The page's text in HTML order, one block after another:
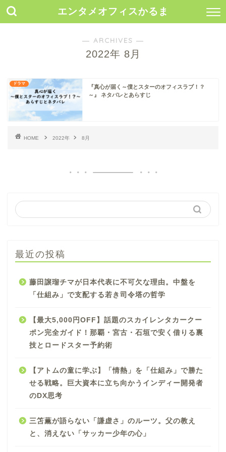
エンタメオフィスかるま
― ARCHIVES ―
2022年 8月
ドラマ
『真心が届く～僕とスターのオフィスラブ！？
～』 ネタバレとあらすじ
HOME 2022年 8月
最近の投稿
藤田譲瑠チマが日本代表に不可欠な理由。中盤を
「仕組み」で支配する若き司令塔の哲学
【最大5,000円OFF】話題のスカイレンタカークー
ポン完全ガイド！那覇・宮古・石垣で安く借りる裏
技とロードスター予約術
【アトムの童に学ぶ】「情熱」を「仕組み」で勝た
せる戦略。巨大資本に立ち向かうインディー開発者
のDX思考
三笘薫が語らない「謙虚さ」のルーツ。父の教え
と、消えない「サッカー少年の心」